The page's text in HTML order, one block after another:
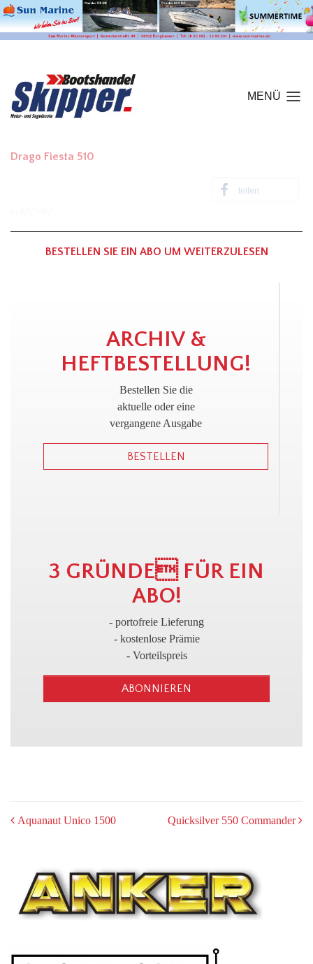
MENÜ
Drago Fiesta 510
teilen
BESTELLEN SIE EIN ABO UM WEITERZULESEN
!
ARCHIV &
HEFTBESTELLUNG!
Bestellen Sie die
aktuelle oder eine
vergangene Ausgabe
BESTELLEN
3
3 GRÜNDE FÜR EIN
ABO!
- portofreie Lieferung
- kostenlose Prämie
- Vorteilspreis
ABONNIEREN
POST
Aquanaut Unico 1500 Quicksilver 550 Commander